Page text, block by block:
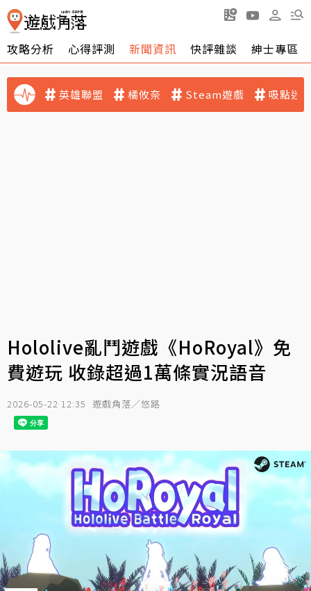
攻略分析 心得評測 新聞資訊 快評雜談 紳士專區
英雄聯盟 橘攸奈 Steam遊戲 吸點迷
Hololive亂鬥遊戲《HoRoyal》免
費遊玩 收錄超過1萬條實況語音
2026-05-22 12:35 遊戲角落／悠路